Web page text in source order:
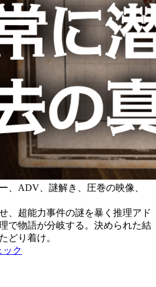
、ADV、謎解き、圧巻の映像、
、超能力事件の謎を暴く推理アド
で物語が分岐する。決められた結
どり着け。
ック